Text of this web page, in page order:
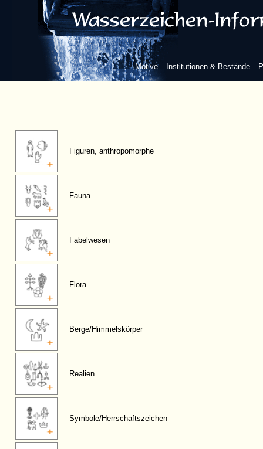
Motive Institutionen & Bestände
Figuren, anthropomorphe
Fauna
Fabelwesen
Flora
Berge/Himmelskörper
Realien
Symbole/Herrschaftszeichen